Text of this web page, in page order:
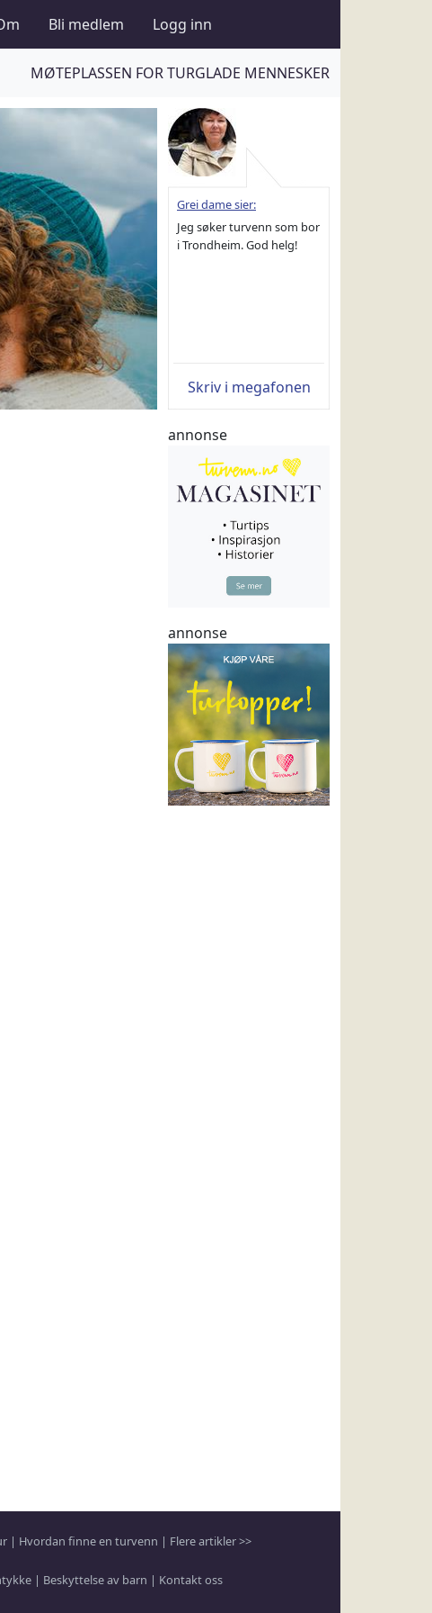
Bli medlem Logg inn
MØTEPLASSEN FOR TURGLADE MENNESKER
Grei dame sier:
Jeg søker turvenn som bor
i Trondheim. God helg!
Skriv i megafonen
annonse
annonse
| Hvordan finne en turvenn | Flere artikler >>
| Beskyttelse av barn | Kontakt oss